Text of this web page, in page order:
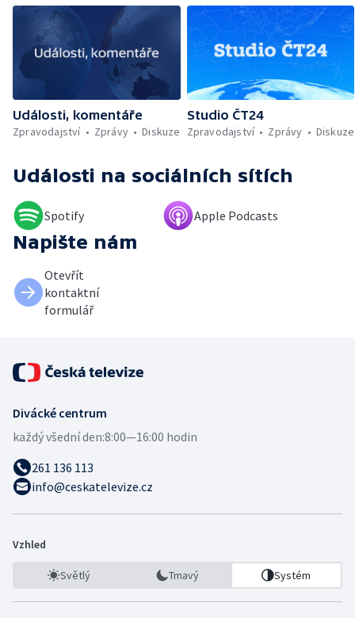
Události, komentáře
Zpravodajství
Zprávy Diskuze
Studio ČT24
Zpravodajství
Zprávy Diskuze
Události na sociálních sítích
Spotify Apple Podcasts
Napište nám
Otevřít
kontaktní
formulář
Divácké centrum
každý všední den:8:00—16:00 hodin
261 136 113
info@ceskatelevize.cz
Vzhled
Světlý Tmavý Systém